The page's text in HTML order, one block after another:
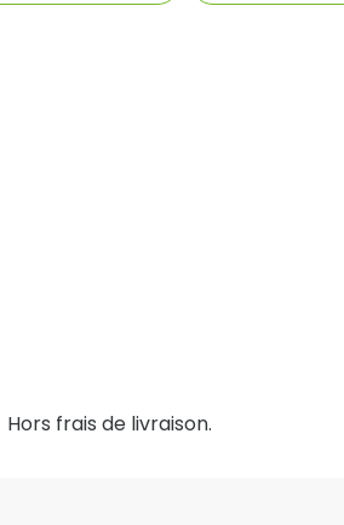
frais de livraison.